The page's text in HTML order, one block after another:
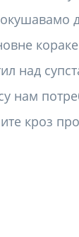
над
су нам
кроз